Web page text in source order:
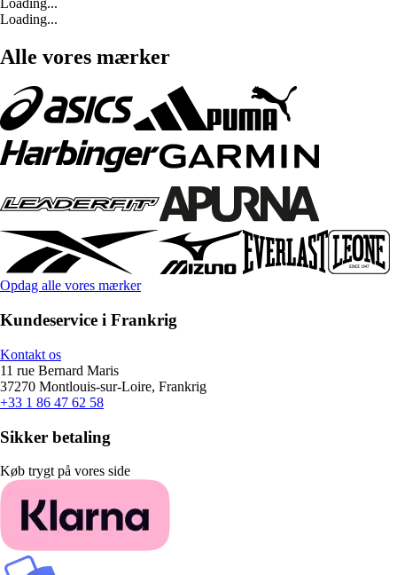
Loading...
Alle vores mærker
Opdag alle vores mærker
Kundeservice i Frankrig
Kontakt os
11 rue Bernard Maris
37270 Montlouis-sur-Loire, Frankrig
+33 1 86 47 62 58
Sikker betaling
Køb trygt på vores side